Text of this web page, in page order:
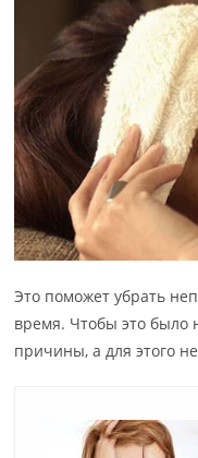
Это поможет убрать
время. Чтобы это было
причины, а для этого